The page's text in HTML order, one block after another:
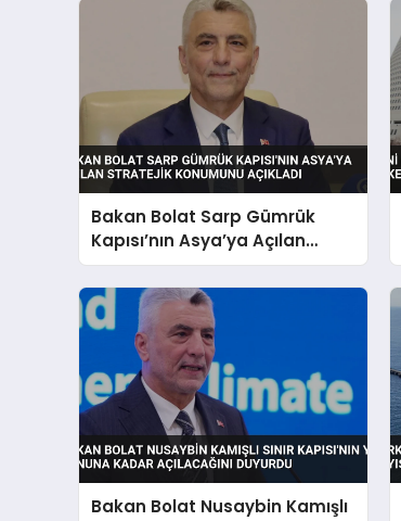
Bakan Bolat Sarp Gümrük
Kapısı’nın Asya’ya Açılan
Stratejik Konumunu Açıkladı
Bakan Bolat Nusaybin Kamışlı